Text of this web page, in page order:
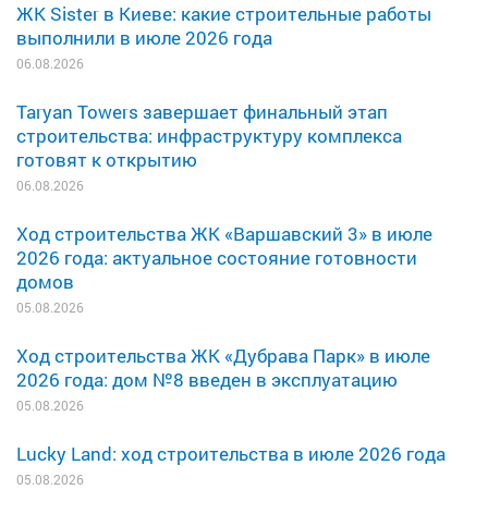
ЖК Sister в Киеве: какие строительные работы
выполнили в июле 2026 года
06.08.2026
Taryan Towers завершает финальный этап
строительства: инфраструктуру комплекса
готовят к открытию
06.08.2026
Ход строительства ЖК «Варшавский 3» в июле
2026 года: актуальное состояние готовности
домов
05.08.2026
Ход строительства ЖК «Дубрава Парк» в июле
2026 года: дом №8 введен в эксплуатацию
05.08.2026
Lucky Land: ход строительства в июле 2026 года
05.08.2026